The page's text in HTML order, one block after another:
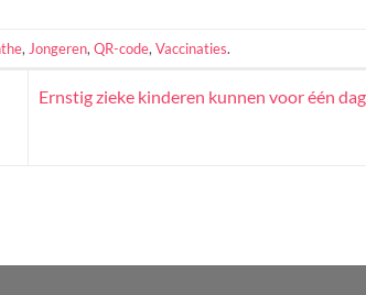
, Jongeren, QR-code, Vaccinaties.
Ernstig zieke kinderen kunnen voor één